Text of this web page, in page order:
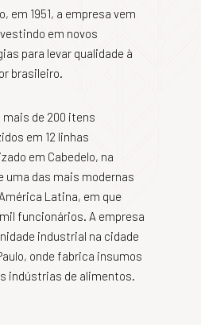
em 1951, a empresa vem
em novos
para levar qualidade à
brasileiro.
de 200 itens
em 12 linhas
em Cabedelo, na
uma das mais modernas
Latina, em que
funcionários. A empresa
industrial na cidade
onde fabrica insumos
indústrias de alimentos.